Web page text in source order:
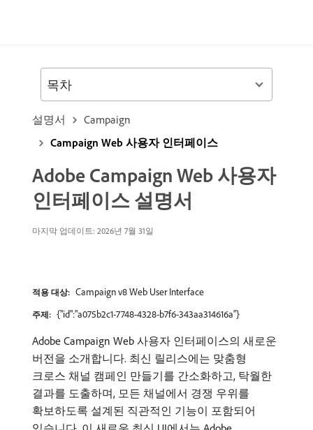
설명서
Campaign
Campaign Web 사용자 인터페이스
Adobe Campaign Web 사용자
인터페이스 설명서
마지막 업데이트: 2026년 7월 31일
적용 대상: Campaign v8 Web User Interface
주제: {"id":"a075b2c1-7748-4328-b7f6-343aa314616a"}
Adobe Campaign Web 사용자 인터페이스의 새로운
버전을 소개합니다. 최신 릴리스에는 맞춤형
크로스 채널 캠페인 만들기를 간소화하고, 탁월한
결과를 도출하며, 모든 채널에서 경쟁 우위를
확보하도록 설계된 직관적인 기능이 포함되어
목차